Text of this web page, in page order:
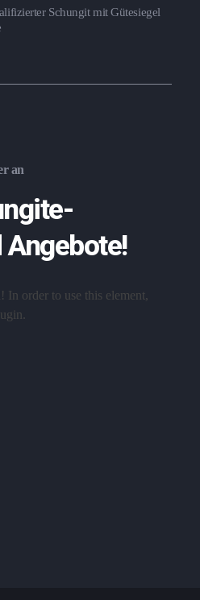
Schungit mit Gütesiegel
an
In order to use this element,